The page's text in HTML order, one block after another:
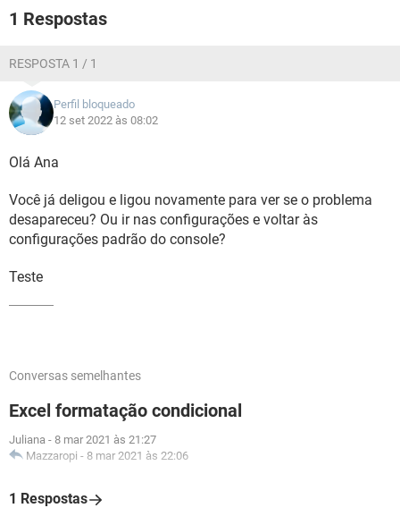
1 Respostas
RESPOSTA 1 / 1
Perfil bloqueado
12 set 2022 às 08:02
Olá Ana
Você já deligou e ligou novamente para ver se o problema
desapareceu? Ou ir nas configurações e voltar às
configurações padrão do console?
Teste
Conversas semelhantes
Excel formatação condicional
Juliana - 8 mar 2021 às 21:27
Mazzaropi - 8 mar 2021 às 22:06
1 Respostas